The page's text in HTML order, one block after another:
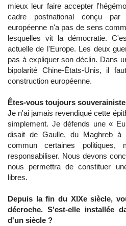
mieux leur faire accepter
cadre postnational conçu
européenne n'a pas de sens
lesquelles vit la démocratie.
actuelle de l'Europe. Les deux
pas à expliquer son déclin. Dans
bipolarité Chine-États-Unis, il
construction européenne.
Êtes-vous toujours
Je n'ai jamais revendiqué cette
simplement. Je défends une «
disait de Gaulle, du Maghreb
commun certaines
responsabiliser. Nous devons
nous permettra de constituer
libres.
Depuis la fin du XIXe siècle,
décroche. S'est-elle installée
d'un siècle ?